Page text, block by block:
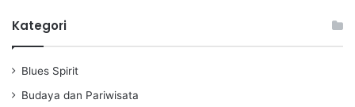
a
Kategori
Blues Spirit
Budaya dan Pariwisata